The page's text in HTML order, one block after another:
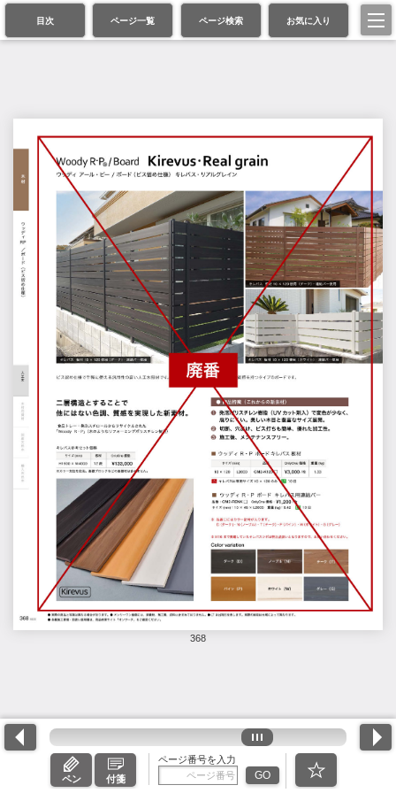
目次 ページ一覧 ページ検索 お気に入り
368
ペン 付箋
ページ番号を入力
GO